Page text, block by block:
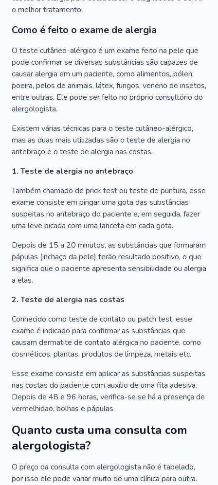
o melhor tratamento.
Como é feito o exame de alergia
O teste cutâneo-alérgico é um exame feito na pele que
pode confirmar se diversas substâncias são capazes de
causar alergia em um paciente, como alimentos, pólen,
poeira, pelos de animais, látex, fungos, veneno de insetos,
entre outras. Ele pode ser feito no próprio consultório do
alergologista.
Existem várias técnicas para o teste cutâneo-alérgico,
mas as duas mais utilizadas são o teste de alergia no
antebraço e o teste de alergia nas costas.
1. Teste de alergia no antebraço
Também chamado de prick test ou teste de puntura, esse
exame consiste em pingar uma gota das substâncias
suspeitas no antebraço do paciente e, em seguida, fazer
uma leve picada com uma lanceta em cada gota.
Depois de 15 a 20 minutos, as substâncias que formaram
pápulas (inchaço da pele) terão resultado positivo, o que
significa que o paciente apresenta sensibilidade ou alergia
a elas.
2. Teste de alergia nas costas
Conhecido como teste de contato ou patch test, esse
exame é indicado para confirmar as substâncias que
causam dermatite de contato alérgica no paciente, como
cosméticos, plantas, produtos de limpeza, metais etc.
Esse exame consiste em aplicar as substâncias suspeitas
nas costas do paciente com auxílio de uma fita adesiva.
Depois de 48 e 96 horas, verifica-se se há a presença de
vermelhidão, bolhas e pápulas.
Quanto custa uma consulta com
alergologista?
O preço da consulta com alergologista não é tabelado,
por isso ele pode variar muito de uma clínica para outra.